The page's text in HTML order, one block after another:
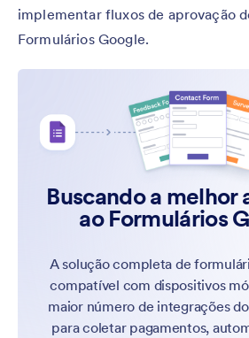
implementar fluxos de aprovação
Formulários Google.
Buscando a melhor
ao Formulários
A solução completa de
compatível com dispositivos
maior número de integrações
para coletar pagamentos,